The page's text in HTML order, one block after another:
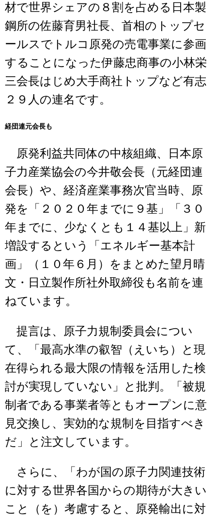
材で世界シェアの８割を占める日本製
鋼所の佐藤育男社長、首相のトップセ
ールスでトルコ原発の売電事業に参画
することになった伊藤忠商事の小林栄
三会長はじめ大手商社トップなど有志
２９人の連名です。
経団連元会長も
原発利益共同体の中核組織、日本原
子力産業協会の今井敬会長（元経団連
会長）や、経済産業事務次官当時、原
発を「２０２０年までに９基」「３０
年までに、少なくとも１４基以上」新
増設するという「エネルギー基本計
画」（１０年６月）をまとめた望月晴
文・日立製作所社外取締役も名前を連
ねています。
提言は、原子力規制委員会につい
て、「最高水準の叡智（えいち）と現
在得られる最大限の情報を活用した検
討が実現していない」と批判。「被規
制者である事業者等ともオープンに意
見交換し、実効的な規制を目指すべき
だ」と注文しています。
さらに、「わが国の原子力関連技術
に対する世界各国からの期待が大きい
こと（を）考慮すると、原発輸出に対